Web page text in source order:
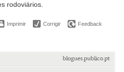
rodoviários.
Imprimir Corrigir Feedback
blogues.publico.pt